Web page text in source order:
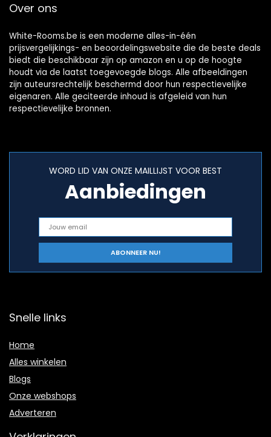
Over ons
White-Rooms.be is een moderne alles-in-één
prijsvergelijkings- en beoordelingswebsite die de beste deals
biedt die beschikbaar zijn op amazon en u op de hoogte
houdt via de laatst toegevoegde blogs. Alle afbeeldingen
zijn auteursrechtelijk beschermd door hun respectievelijke
eigenaren. Alle geciteerde inhoud is afgeleid van hun
respectievelijke bronnen.
WORD LID VAN ONZE MAILLIJST VOOR BEST
Aanbiedingen
Snelle links
Home
Alles winkelen
Blogs
Onze webshops
Adverteren